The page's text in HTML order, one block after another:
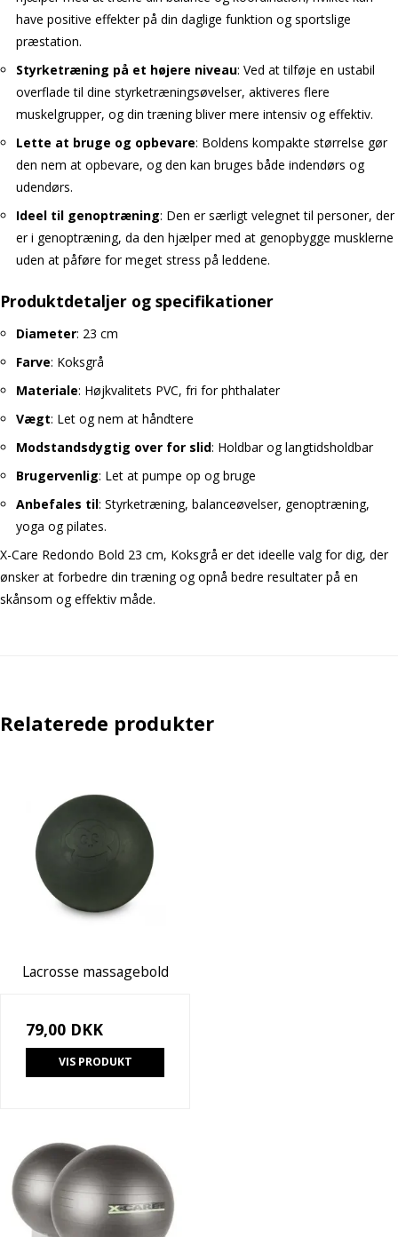
have positive effekter på din daglige funktion og sportslige
præstation.
Styrketræning på et højere niveau: Ved at tilføje en ustabil
overflade til dine styrketræningsøvelser, aktiveres flere
muskelgrupper, og din træning bliver mere intensiv og effektiv.
Lette at bruge og opbevare: Boldens kompakte størrelse gør
den nem at opbevare, og den kan bruges både indendørs og
udendørs.
Ideel til genoptræning: Den er særligt velegnet til personer, der
er i genoptræning, da den hjælper med at genopbygge musklerne
uden at påføre for meget stress på leddene.
Produktdetaljer og specifikationer
Diameter: 23 cm
Farve: Koksgrå
Materiale: Højkvalitets PVC, fri for phthalater
Vægt: Let og nem at håndtere
Modstandsdygtig over for slid: Holdbar og langtidsholdbar
Brugervenlig: Let at pumpe op og bruge
Anbefales til: Styrketræning, balanceøvelser, genoptræning,
yoga og pilates.
X-Care Redondo Bold 23 cm, Koksgrå er det ideelle valg for dig, der
ønsker at forbedre din træning og opnå bedre resultater på en
skånsom og effektiv måde.
Relaterede produkter
Lacrosse massagebold
79,00 DKK
VIS PRODUKT